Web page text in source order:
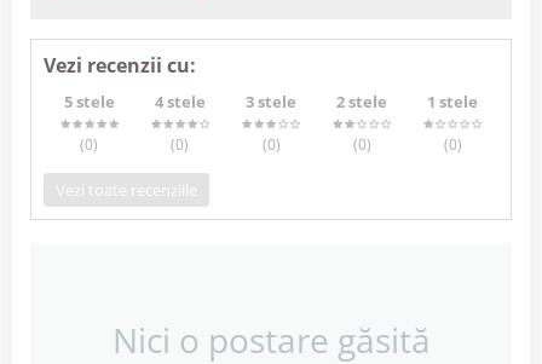
Vezi recenzii cu:
5 stele
(0)
4 stele
(0)
3 stele
(0)
2 stele
(0)
1 stele
(0)
Vezi toate recenziile
Nici o postare găsită